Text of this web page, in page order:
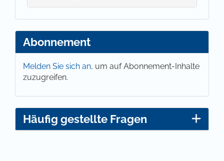
Abonnement
Melden Sie sich an, um auf Abonnement-Inhalte
zuzugreifen.
Häufig gestellte Fragen